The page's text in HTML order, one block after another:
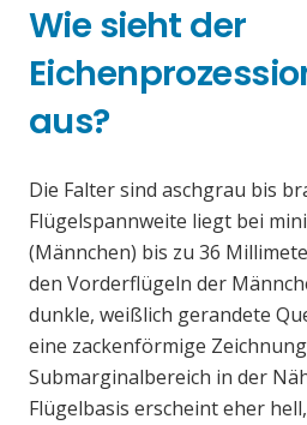
Wie sieht der
aus?
Die Falter sind aschgrau bis
Flügelspannweite liegt bei
(Männchen) bis zu 36
den Vorderflügeln der
dunkle, weißlich gerandete
eine zackenförmige
Submarginalbereich in der
Flügelbasis erscheint eher